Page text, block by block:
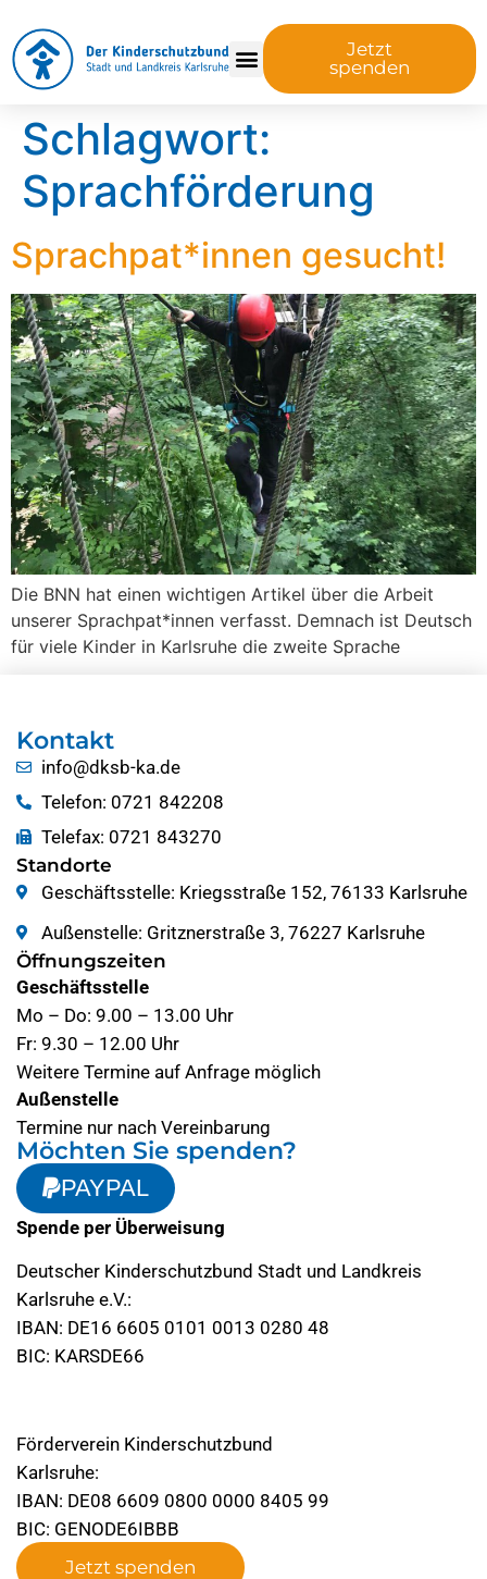
Jetzt
spenden
Schlagwort:
Sprachförderung
Sprachpat*innen gesucht!
Die BNN hat einen wichtigen Artikel über die Arbeit
unserer Sprachpat*innen verfasst. Demnach ist Deutsch
für viele Kinder in Karlsruhe die zweite Sprache
Kontakt
info@dksb-ka.de
Telefon: 0721 842208
Telefax: 0721 843270
Standorte
Geschäftsstelle: Kriegsstraße 152, 76133 Karlsruhe
Außenstelle: Gritznerstraße 3, 76227 Karlsruhe
Öffnungszeiten
Geschäftsstelle
Mo – Do: 9.00 – 13.00 Uhr
Fr: 9.30 – 12.00 Uhr
Weitere Termine auf Anfrage möglich
Außenstelle
Termine nur nach Vereinbarung
Möchten Sie spenden?
PAYPAL
Spende per Überweisung
Deutscher Kinderschutzbund Stadt und Landkreis
Karlsruhe e.V.:
IBAN: DE16 6605 0101 0013 0280 48
BIC: KARSDE66
Förderverein Kinderschutzbund
Karlsruhe:
IBAN: DE08 6609 0800 0000 8405 99
BIC: GENODE6IBBB
Jetzt spenden